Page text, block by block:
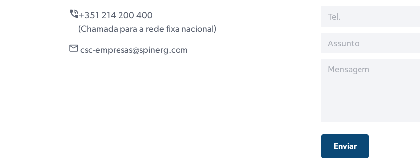
+351 214 200 400
(Chamada para a rede fixa nacional)
csc-empresas@spinerg.com